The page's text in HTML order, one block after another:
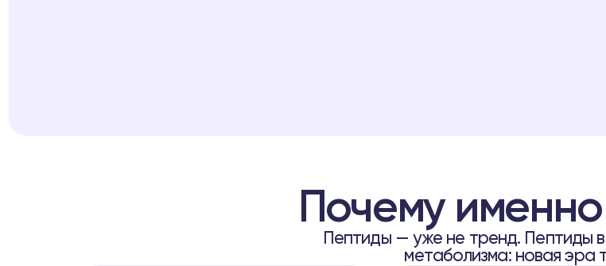
Почему
Пептиды — уже не тренд. Пептиды
метаболизма: новая эра